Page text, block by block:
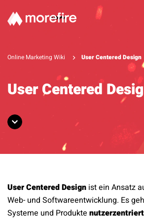
Lösungen
Referenzen
Kontakt
Online Marketing Wiki User Centered Design
User Centered
User Centered Design ist ein Ansatz
Web- und Softwareentwicklung. Es
Systeme und Produkte nutzerzentriert